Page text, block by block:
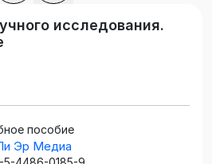
исследования.
пособие
Эр Медиа